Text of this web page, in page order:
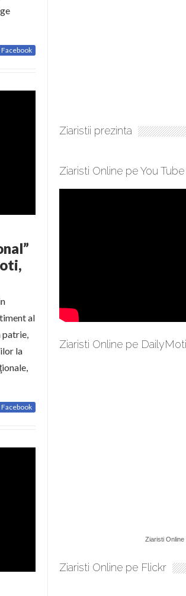
Facebook
al
patrie,
la
Facebook
Ziaristii prezinta
Ziaristi Online pe You Tube
Ziaristi Online pe
Ziaristi Online
Ziaristi Online pe Flickr